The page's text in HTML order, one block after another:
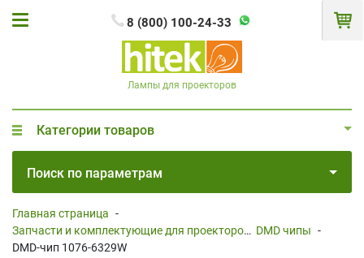
8 (800) 100-24-33
Лампы для проекторов
Категории товаров
Поиск по параметрам
Главная страница -
Запчасти и комплектующие для проекторов -DMD чипы -
DMD-чип 1076-6329W